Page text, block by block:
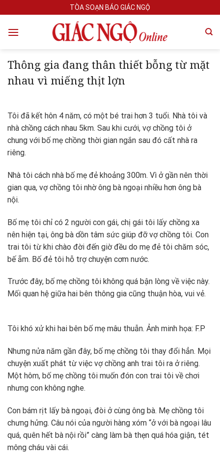
to
content
TÒA SOẠN BÁO GIÁC NGỘ
Thông gia đang thân thiết bỗng từ mặt
nhau vì miếng thịt lợn
Tôi đã kết hôn 4 năm, có một bé trai hơn 3 tuổi. Nhà tôi và
nhà chồng cách nhau 5km. Sau khi cưới, vợ chồng tôi ở
chung với bố mẹ chồng thời gian ngắn sau đó cất nhà ra
riêng.
Nhà tôi cách nhà bố mẹ đẻ khoảng 300m. Vì ở gần nên thời
gian qua, vợ chồng tôi nhờ ông bà ngoại nhiều hơn ông bà
nội.
Bố mẹ tôi chỉ có 2 người con gái, chị gái tôi lấy chồng xa
nên hiện tại, ông bà dồn tâm sức giúp đỡ vợ chồng tôi. Con
trai tôi từ khi chào đời đến giờ đều do mẹ đẻ tôi chăm sóc,
bế ẵm. Bố đẻ tôi hỗ trợ chuyện cơm nước.
Trước đây, bố mẹ chồng tôi không quá bận lòng về việc này.
Mối quan hệ giữa hai bên thông gia cũng thuận hòa, vui vẻ.
Tôi khó xử khi hai bên bố mẹ mâu thuẫn. Ảnh minh họa: F.P
Nhưng nửa năm gần đây, bố mẹ chồng tôi thay đổi hẳn. Mọi
chuyện xuất phát từ việc vợ chồng anh trai tôi ra ở riêng.
Một hôm, bố mẹ chồng tôi muốn đón con trai tôi về chơi
nhưng con không nghe.
Con bám rịt lấy bà ngoại, đòi ở cùng ông bà. Mẹ chồng tôi
chưng hửng. Câu nói của người hàng xóm “ở với bà ngoại lâu
quá, quên hết bà nội rồi” càng làm bà thẹn quá hóa giận, tét
mông cháu vài cái.